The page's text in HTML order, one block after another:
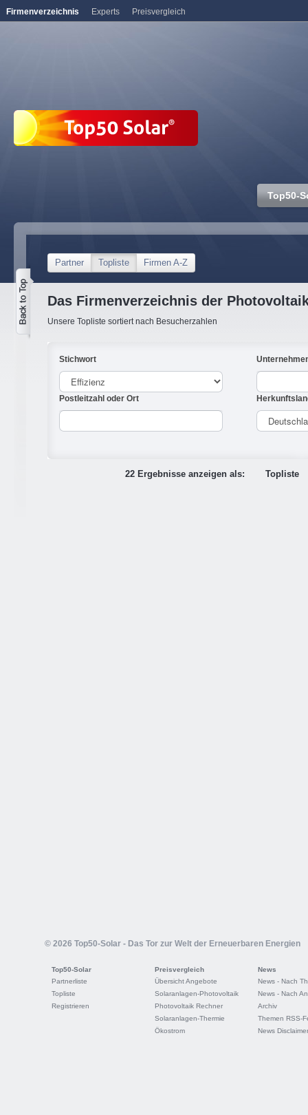
Top50-
Partner Topliste Firmen A-Z
Das Firmenverzeichnis der
Unsere Topliste sortiert nach Besucherzahlen
Stichwort
Postleitzahl oder Ort
22 Ergebnisse anzeigen als: Topliste
© 2026 Top50-Solar - Das Tor zur Welt der Erneuerbaren Energien
Top50-Solar
Partnerliste
Topliste
Registrieren
Preisvergleich
Übersicht Angebote
Solaranlagen-Photovoltaik
Photovoltaik Rechner
Solaranlagen-Thermie
Ökostrom
News
News - Nach
News - Nach
Archiv
Themen RSS-
News Disclaimer
Firmenverzeichnis Experts Preisvergleich